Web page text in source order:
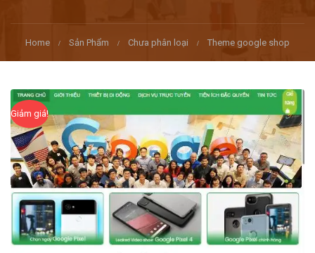
Home Sản Phẩm Chưa phân loại Theme google shop
Giảm giá!